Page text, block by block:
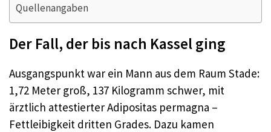
Quellenangaben
Der Fall, der bis nach Kassel ging
Ausgangspunkt war ein Mann aus dem Raum Stade:
1,72 Meter groß, 137 Kilogramm schwer, mit
ärztlich attestierter Adipositas permagna –
Fettleibigkeit dritten Grades. Dazu kamen